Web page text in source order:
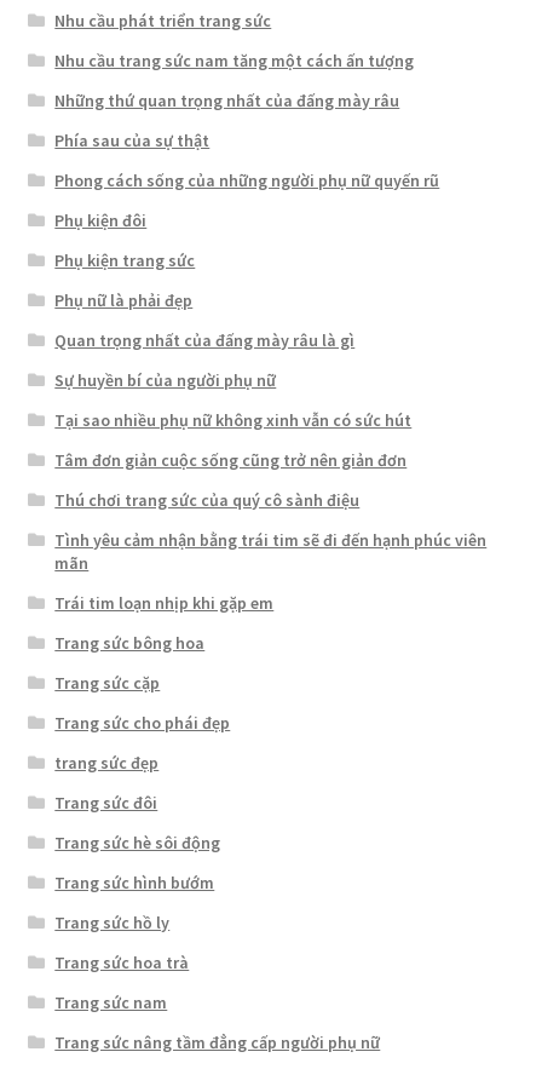
Nhu cầu phát triển trang sức
Nhu cầu trang sức nam tăng một cách ấn tượng
Những thứ quan trọng nhất của đấng mày râu
Phía sau của sự thật
Phong cách sống của những người phụ nữ quyến rũ
Phụ kiện đôi
Phụ kiện trang sức
Phụ nữ là phải đẹp
Quan trọng nhất của đấng mày râu là gì
Sự huyền bí của người phụ nữ
Tại sao nhiều phụ nữ không xinh vẫn có sức hút
Tâm đơn giản cuộc sống cũng trở nên giản đơn
Thú chơi trang sức của quý cô sành điệu
Tình yêu cảm nhận bằng trái tim sẽ đi đến hạnh phúc viên
mãn
Trái tim loạn nhịp khi gặp em
Trang sức bông hoa
Trang sức cặp
Trang sức cho phái đẹp
trang sức đẹp
Trang sức đôi
Trang sức hè sôi động
Trang sức hình bướm
Trang sức hồ ly
Trang sức hoa trà
Trang sức nam
Trang sức nâng tầm đẳng cấp người phụ nữ